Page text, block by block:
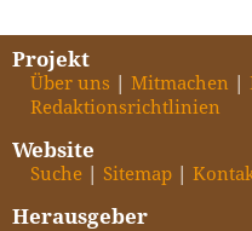
Projekt
Über uns Mitmachen
Redaktionsrichtlinien
Website
Suche Sitemap
Herausgeber